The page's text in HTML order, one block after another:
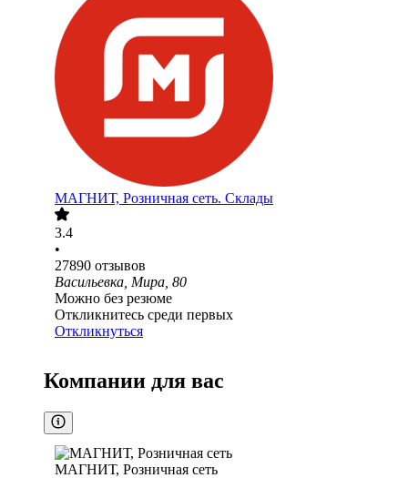
МАГНИТ, Розничная сеть. Склады
3.4
•
27890 отзывов
Васильевка, Мира, 80
Можно без резюме
Откликнитесь среди первых
Откликнуться
Компании для вас
МАГНИТ, Розничная сеть